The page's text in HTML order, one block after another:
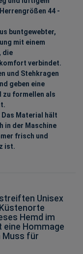
44 -
buntgewebter,
mit einem
die
verbindet.
und Stehkragen
geben eine
zu formellen als
Das Material hält
in der Maschine
frisch und
ist.
Unisex
Hemd im
eine Hommage
Muss für